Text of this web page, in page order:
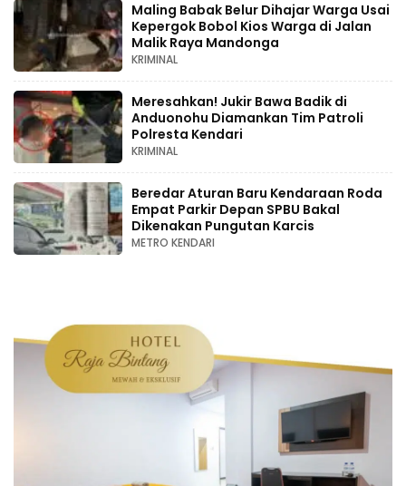
Maling Babak Belur Dihajar Warga Usai
Kepergok Bobol Kios Warga di Jalan
Malik Raya Mandonga
KRIMINAL
Meresahkan! Jukir Bawa Badik di
Anduonohu Diamankan Tim Patroli
Polresta Kendari
KRIMINAL
Beredar Aturan Baru Kendaraan Roda
Empat Parkir Depan SPBU Bakal
Dikenakan Pungutan Karcis
METRO KENDARI